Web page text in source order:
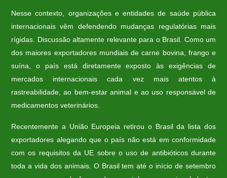
Nesse contexto, organizações e entidades de saúde pública
internacionais vêm defendendo mudanças regulatórias mais
rígidas. Discussão altamente relevante para o Brasil. Como um
dos maiores exportadores mundiais de carne bovina, frango e
suína, o país está diretamente exposto às exigências de
mercados internacionais cada vez mais atentos à
rastreabilidade, ao bem-estar animal e ao uso responsável de
medicamentos veterinários.
Recentemente a União Europeia retirou o Brasil da lista dos
exportadores alegando que o país não está em conformidade
com os requisitos da UE sobre o uso de antibióticos durante
toda a vida dos animais. O Brasil tem até o início de setembro